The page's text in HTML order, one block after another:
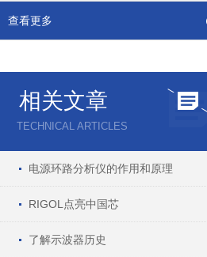
查看更多
相关文章
TECHNICAL ARTICLES
电源环路分析仪的作用和原理
RIGOL点亮中国芯
了解示波器历史